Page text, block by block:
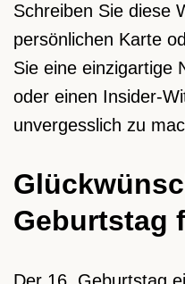
Schreiben Sie diese
persönlichen Karte
Sie eine einzigartige
oder einen Insider-
unvergesslich zu
Geburtstag